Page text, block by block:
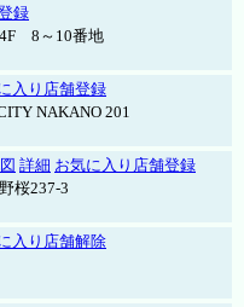
録
8～10番地
入り店舗登録
NAKANO 201
詳細 お気に入り店舗登録
桜237-3
入り店舗解除